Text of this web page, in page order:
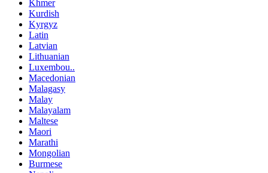
Khmer
Kurdish
Kyrgyz
Latin
Latvian
Lithuanian
Luxembou..
Macedonian
Malagasy
Malay
Malayalam
Maltese
Maori
Marathi
Mongolian
Burmese